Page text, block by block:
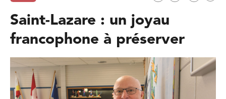
Saint-Lazare : un joyau
francophone à préserver